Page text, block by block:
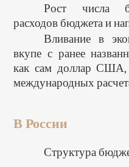
Рост числа
расходов бюджета и
Вливание в
вкупе с ранее
как сам доллар США,
международных
В России
Структура